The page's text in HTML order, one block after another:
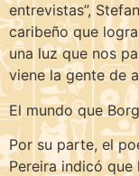
entrevistas”,
caribeño que
una luz que nos
viene la gente de
El mundo que
Por su parte, el
Pereira indicó